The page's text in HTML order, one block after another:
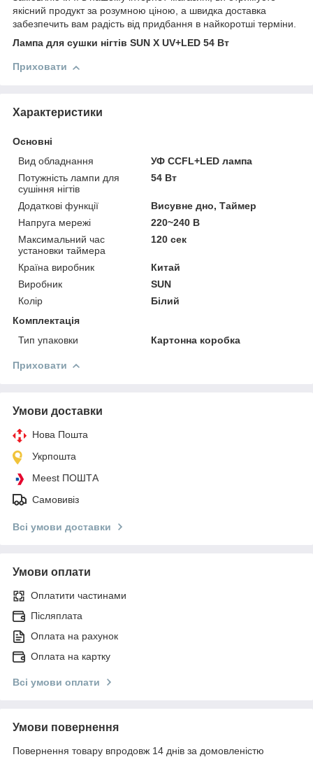
якісний продукт за розумною ціною, а швидка доставка
забезпечить вам радість від придбання в найкоротші терміни.
Лампа для сушки нігтів SUN X UV+LED 54 Вт
Приховати
Характеристики
Основні
Вид обладнання
УФ CCFL+LED лампа
Потужність лампи для
сушіння нігтів
54 Вт
Додаткові функції
Висувне дно, Таймер
Напруга мережі
220~240 В
Максимальний час
установки таймера
120 сек
Країна виробник
Китай
Виробник
SUN
Колір
Білий
Комплектація
Тип упаковки
Картонна коробка
Приховати
Умови доставки
Нова Пошта
Укрпошта
Meest ПОШТА
Самовивіз
Всі умови доставки
Умови оплати
Оплатити частинами
Післяплата
Оплата на рахунок
Оплата на картку
Всі умови оплати
Умови повернення
Повернення товару впродовж 14 днів за домовленістю